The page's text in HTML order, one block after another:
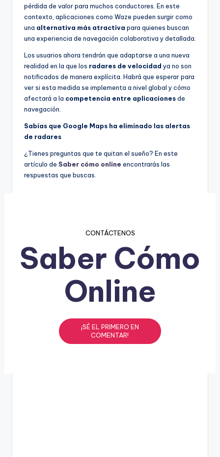
pérdida de valor para muchos conductores. En este
contexto, aplicaciones como Waze pueden surgir como
una alternativa más atractiva para quienes buscan
una experiencia de navegación colaborativa y detallada.
Los usuarios ahora tendrán que adaptarse a una nueva
realidad en la que los radares de velocidad ya no son
notificados de manera explícita. Habrá que esperar para
ver si esta medida se implementa a nivel global y cómo
afectará a la competencia entre aplicacionesde
navegación.
Sabías que Google Maps ha eliminado las alertas
de radares
¿Tienes preguntas que te quitan el sueño? En este
artículo de Saber cómo online encontrarás las
respuestas que buscas.
CONTÁCTENOS
Saber Cómo
Online
¡SÉ EL PRIMERO EN
COMENTAR!